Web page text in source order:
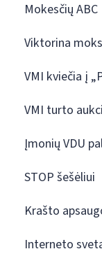
Mokesčių ABC
Viktorina
VMI kviečia į
VMI turto
Įmonių VDU
STOP šešėliui
Krašto
Interneto